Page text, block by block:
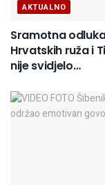
AKTUALNO
Sramotna
Hrvatskih ruža i
nije svidjelo…